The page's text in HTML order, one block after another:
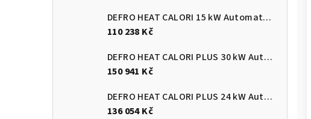
DEFRO HEAT CALORI 15 kW Automatický kotel na pelety
110 238 Kč
DEFRO HEAT CALORI PLUS 30 kW Automatický kotel na pelety
150 941 Kč
DEFRO HEAT CALORI PLUS 24 kW Automatický kotel na pelety
136 054 Kč